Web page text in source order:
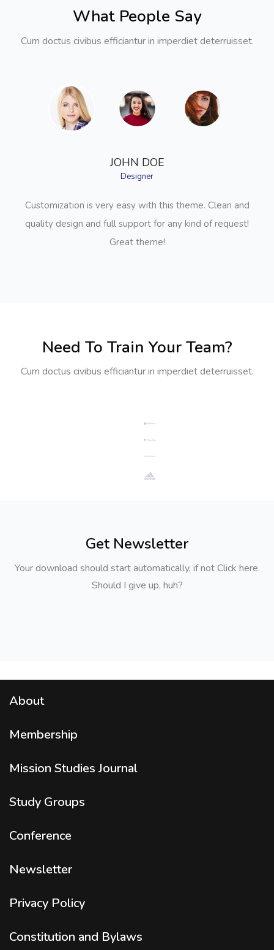
What People Say
Cum doctus civibus efficiantur in imperdiet deterruisset.
JOHN DOE
Designer
Customization is very easy with this theme. Clean and
quality design and full support for any kind of request!
Great theme!
Need To Train Your Team?
Cum doctus civibus efficiantur in imperdiet deterruisset.
Get Newsletter
Your download should start automatically, if not Click here.
Should I give up, huh?
About
Membership
Mission StudiesJournal
Study Groups
Conference
Newsletter
Privacy Policy
Constitution and Bylaws